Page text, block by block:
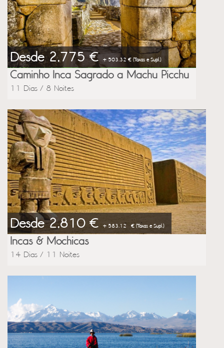
Desde 2,775 € + 503.32 € (Taxas e Supl.)
Caminho Inca Sagrado a Machu Picchu
11 Dias / 8 Noites
Desde 2,810 € + 583.12 € (Taxas e Supl.)
Incas & Mochicas
14 Dias / 11 Noites